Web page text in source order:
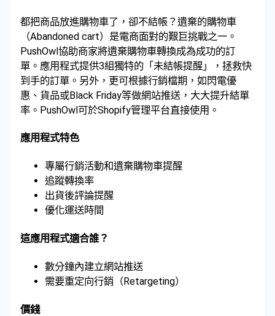
都把商品放進購物車了，卻不結帳？遺棄的購物車
（Abandoned cart）是電商面對的艱巨挑戰之一。
PushOwl協助商家將遺棄購物車轉換成為成功的訂
單。應用程式提供3組獨特的「未結帳提醒」，拯救快
到手的訂單。另外，更可根據行銷檔期，如閃電優
惠、貨品或Black Friday等做網站推送，大大提升結單
率。PushOwl可於Shopify管理平台直接使用。
應用程式特色
專屬行銷活動和遺棄購物車提醒
追蹤轉換率
出貨後評論提醒
優化運送時間
這應用程式適合誰？
數分鐘內建立網站推送
需要重定向行銷（Retargeting）
價錢